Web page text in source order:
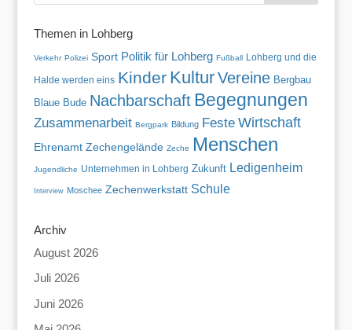
Themen in Lohberg
Verkehr Polizei Sport Politik für Lohberg Fußball Lohberg und die
Halde werden eins Kinder Kultur Vereine Bergbau
Blaue Bude Nachbarschaft Begegnungen
Zusammenarbeit Bergpark Bildung Feste Wirtschaft
Ehrenamt Zechengelände Zeche Menschen
Jugendliche Unternehmen in Lohberg Zukunft Ledigenheim
Interview Moschee Zechenwerkstatt Schule
Archiv
August 2026
Juli 2026
Juni 2026